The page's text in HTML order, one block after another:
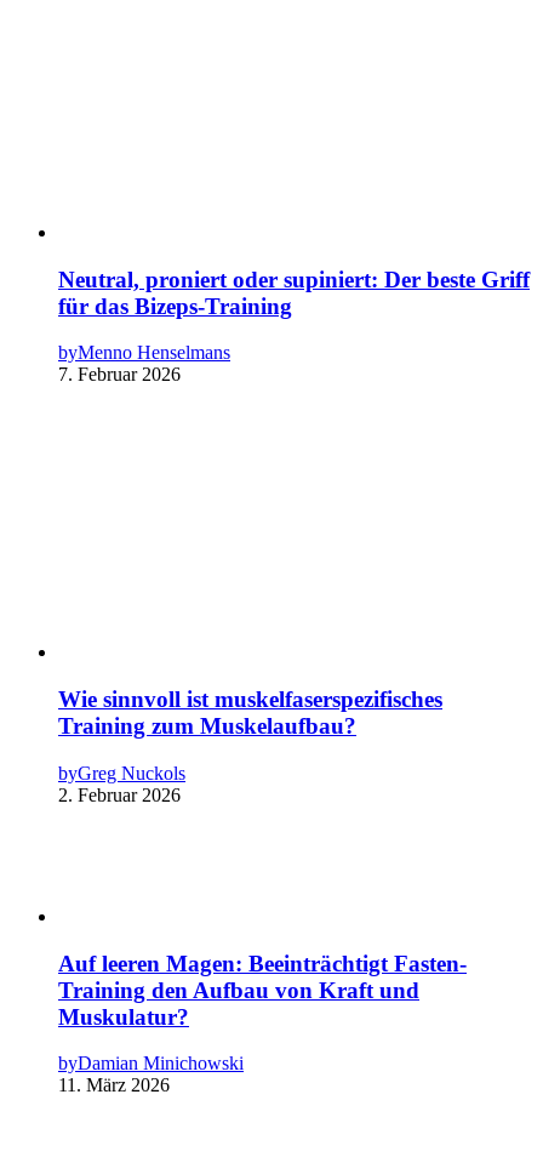
Neutral, proniert oder supiniert: Der beste Griff
für das Bizeps-Training
byMenno Henselmans
7. Februar 2026
Wie sinnvoll ist muskelfaserspezifisches
Training zum Muskelaufbau?
byGreg Nuckols
2. Februar 2026
Auf leeren Magen: Beeinträchtigt Fasten-
Training den Aufbau von Kraft und
Muskulatur?
byDamian Minichowski
11. März 2026